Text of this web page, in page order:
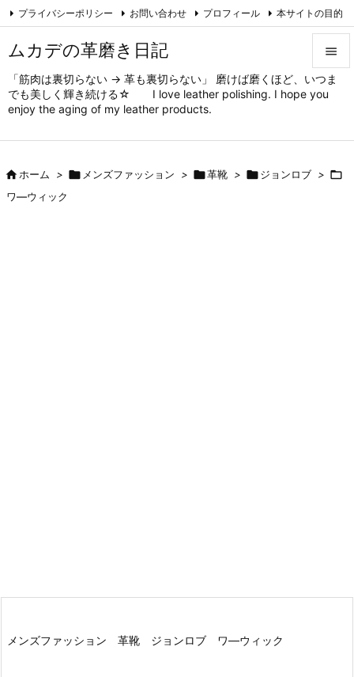
ムカデの革磨き日記
「筋肉は裏切らない → 革も裏切らない」 磨けば磨くほど、いつま
でも美しく輝き続ける☆ I love leather polishing. I hope you
enjoy the aging of my leather products.


メニュ
サイド

前へ
プライバシーポリシー お問い合わせ プロフィール 本サイトの目的
ムカデの趣味 
ホーム >  メンズファッション > 革靴 > ジョンロブ > 
ワ―ウィック
メンズファッション 革靴 ジョンロブ ワ―ウィック